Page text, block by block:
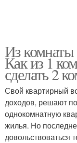
Из комнаты
Как из 1
сделать 2
Свой квартирный
доходов, решают
однокомнатную
жилья. Но
довольствоваться